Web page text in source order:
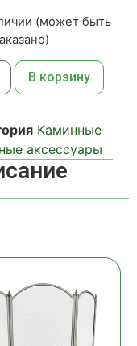
(может быть
В корзину
Каминные
аксессуары